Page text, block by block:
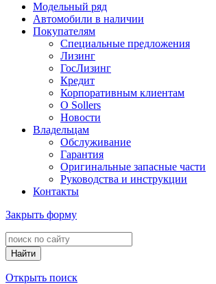
Модельный ряд
Автомобили в наличии
Покупателям
Специальные предложения
Лизинг
ГосЛизинг
Кредит
Корпоративным клиентам
О Sollers
Новости
Владельцам
Обслуживание
Гарантия
Оригинальные запасные части
Руководства и инструкции
Контакты
Закрыть форму
Найти
Открыть поиск